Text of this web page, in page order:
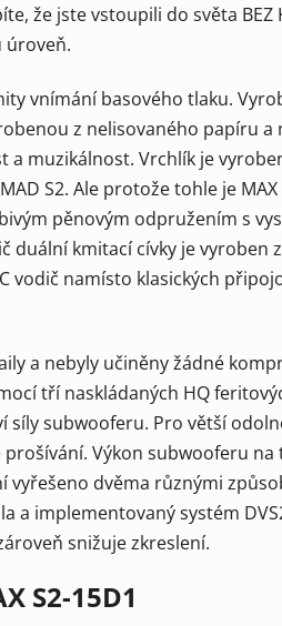
že jste vstoupili do světa BEZ
úroveň.
vnímání basového tlaku.
z nelisovaného papíru a
muzikálnost. Vrchlík je
S2. Ale protože tohle je
pěnovým odpružením s
kmitací cívky je vyroben
vodič namísto klasických
a nebyly učiněny žádné
tří naskládaných HQ
síly subwooferu. Pro větší
Výkon subwooferu
dvěma různými
a implementovaný systém
snižuje zkreslení.
S2-15D1